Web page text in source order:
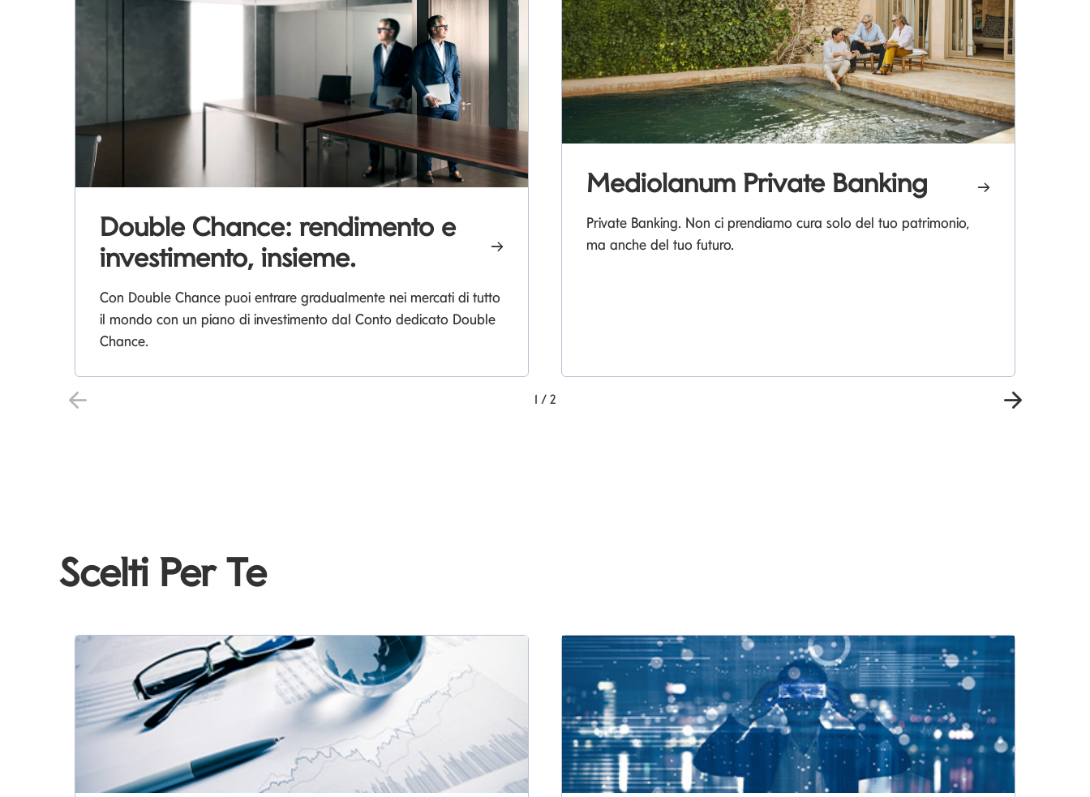
Double Chance: rendimento e
investimento, insieme.
Con Double Chance puoi entrare gradualmente nei mercati di tutto
il mondo con un piano di investimento dal Conto dedicato Double
Chance.
Mediolanum Private Banking
Private Banking. Non ci prendiamo cura solo del tuo patrimonio,
ma anche del tuo futuro.
1 / 2 Prossima
Precedente Slide
Scelti Per Te